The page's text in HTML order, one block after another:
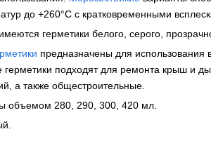
до +260°C с кратковременными
герметики белого, серого,
предназначены для
герметики подходят для ремонта крыш и
а также общестроительные.
объемом 280, 290, 300, 420 мл.